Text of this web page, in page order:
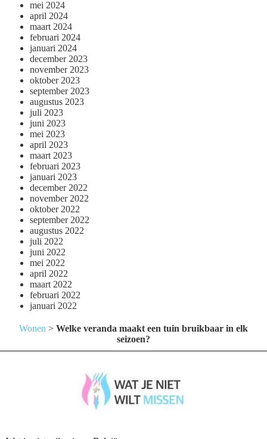
mei 2024
april 2024
maart 2024
februari 2024
januari 2024
december 2023
november 2023
oktober 2023
september 2023
augustus 2023
juli 2023
juni 2023
mei 2023
april 2023
maart 2023
februari 2023
januari 2023
december 2022
november 2022
oktober 2022
september 2022
augustus 2022
juli 2022
juni 2022
mei 2022
april 2022
maart 2022
februari 2022
januari 2022
Wonen > Welke veranda maakt een tuin bruikbaar in elk
seizoen?